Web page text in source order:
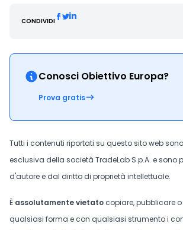
CONDIVIDI
Conosci Obiettivo Europa?
Prova gratis
Tutti i contenuti riportati su questo sito web
esclusiva della società TradeLab S.p.A. e sono
d'autore e dal diritto di proprietà intellettuale.
È assolutamente vietato copiare, pubblicare
qualsiasi forma e con qualsiasi strumento i